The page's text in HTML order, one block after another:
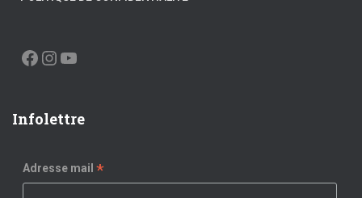
FACEBOOK INSTAGRAM
Infolettre
Adresse mail *